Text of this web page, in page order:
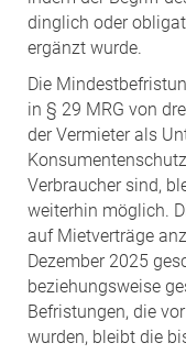
dinglich oder
ergänzt wurde.
Die
in § 29 MRG von
der Vermieter als
Verbraucher sind,
weiterhin möglich.
auf Mietverträge
Dezember 2025
beziehungsweise
Befristungen, die
wurden, bleibt die